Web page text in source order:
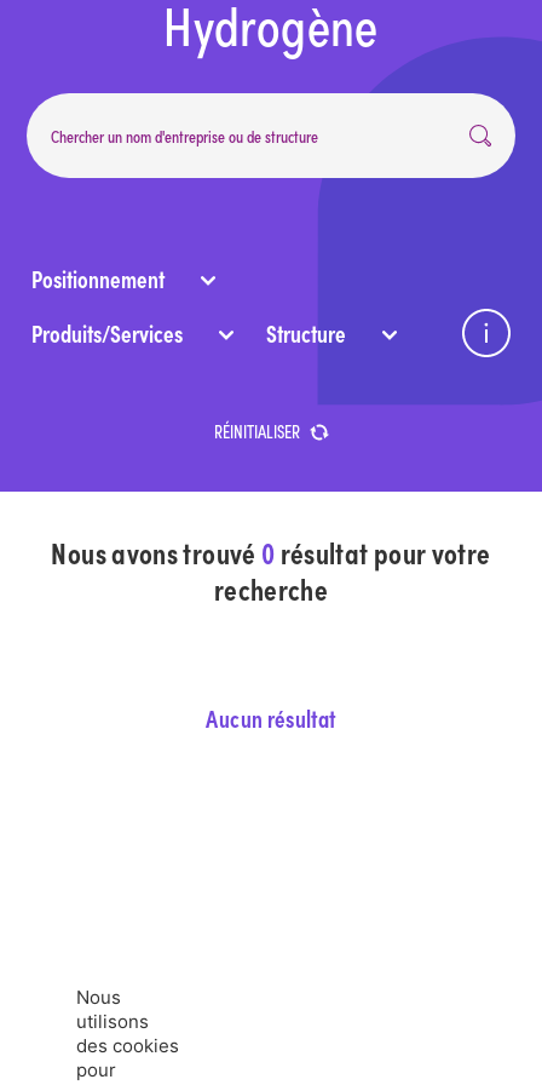
Hydrogène
Positionnement
Produits/Services
Structure
RÉINITIALISER
Structure : typologie de l’entité.
Nous avons trouvé 0résultat pour votre
recherche
Aucun résultat
Nous
utilisons
des cookies
pour